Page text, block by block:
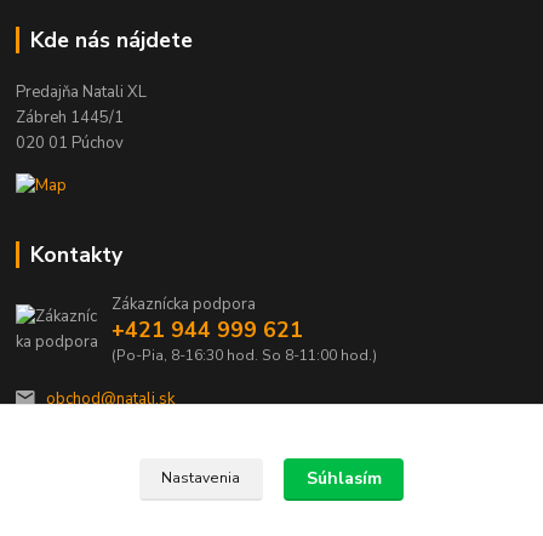
Kde nás nájdete
Predajňa Natali XL
Zábreh 1445/1
020 01 Púchov
Kontakty
Zákaznícka podpora
+421 944 999 621
(Po-Pia, 8-16:30 hod. So 8-11:00 hod.)
obchod@natali.sk
Nastavenia Súhlasím